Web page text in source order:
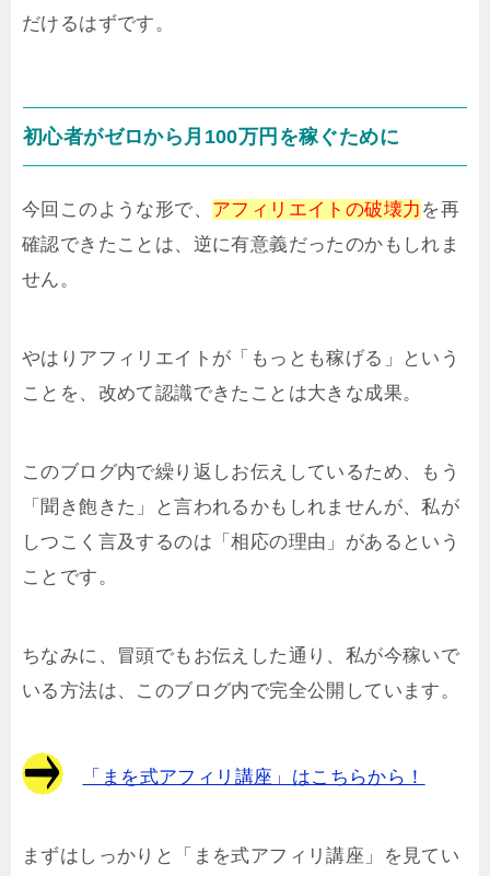
だけるはずです。
初心者がゼロから月100万円を稼ぐために
今回このような形で、 アフィリエイトの破壊力 を再
確認できたことは、逆に有意義だったのかもしれま
せん。
やはりアフィリエイトが「もっとも稼げる」という
ことを、改めて認識できたことは大きな成果。
このブログ内で繰り返しお伝えしているため、もう
「聞き飽きた」と言われるかもしれませんが、私が
しつこく言及するのは「相応の理由」があるという
ことです。
ちなみに、冒頭でもお伝えした通り、私が今稼いで
いる方法は、このブログ内で完全公開しています。
「まを式アフィリ講座」はこちらから！
まずはしっかりと「まを式アフィリ講座」を見てい